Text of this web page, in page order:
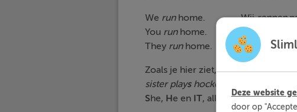
We runhome. Wijrennen
You runhome. Jullie
They runhome. Zijrennen
Zoals je hier ziet, voegen we een-s
sister playshockey, My brother love
She, He en IT, alles binnen de 3e
Deze website
door op